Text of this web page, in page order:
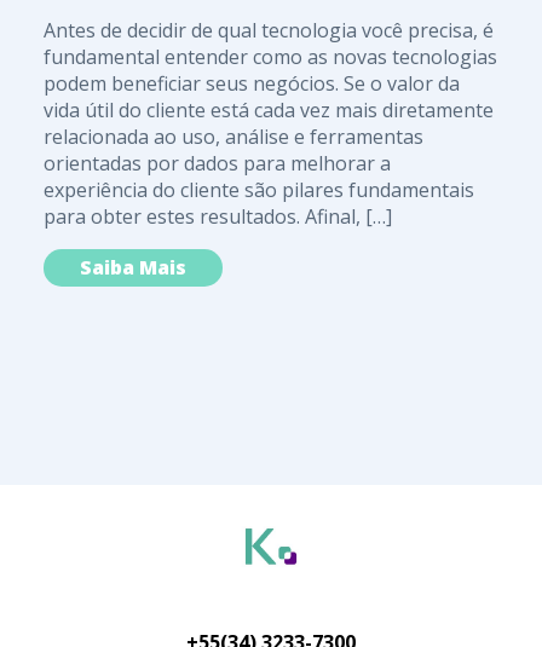
Antes de decidir de qual tecnologia você precisa, é
fundamental entender como as novas tecnologias
podem beneficiar seus negócios. Se o valor da
vida útil do cliente está cada vez mais diretamente
relacionada ao uso, análise e ferramentas
orientadas por dados para melhorar a
experiência do cliente são pilares fundamentais
para obter estes resultados. Afinal, […]
Saiba Mais
+55(34) 3233-7300